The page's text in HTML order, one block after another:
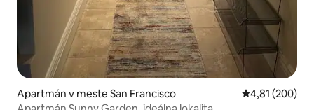
Apartmán v meste San Francisco Priemerné
4,81 (200)